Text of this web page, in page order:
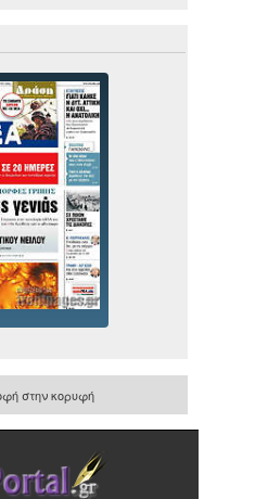
στην κορυφή